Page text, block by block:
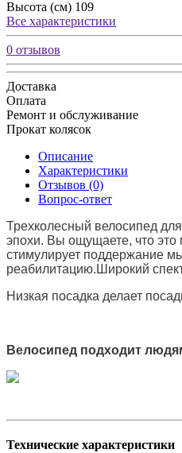
Высота (см) 109
Все характеристики
0 отзывов
Доставка
Оплата
Ремонт и обслуживание
Прокат колясок
Описание
Характеристики
Отзывов (0)
Вопрос-ответ
Трехколесный велосипед
эпохи. Вы ощущаете, что
стимулирует поддержание
реабилитацию.Широкий
Низкая посадка делает
Велосипед подходит
Технические характеристики